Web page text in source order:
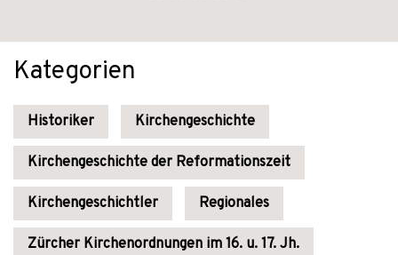
Kategorien
Historiker Kirchengeschichte
Kirchengeschichte der Reformationszeit
Kirchengeschichtler Regionales
Zürcher Kirchenordnungen im 16. u. 17. Jh.